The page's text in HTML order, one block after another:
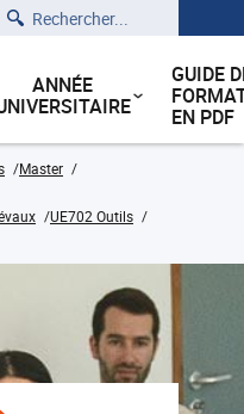
ANNÉE
GUIDE
EN PDF
Master
UE702 Outils